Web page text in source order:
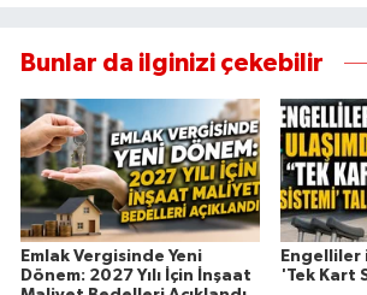
Bunlar da ilginizi çekebilir
Emlak Vergisinde Yeni
Dönem: 2027 Yılı İçin İnşaat
Engelliler
'Tek Kart